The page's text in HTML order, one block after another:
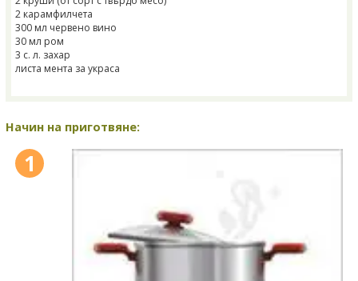
2 карамфилчета
300 мл червено вино
30 мл ром
3 с. л. захар
листа мента за украса
Начин на приготвяне:
1